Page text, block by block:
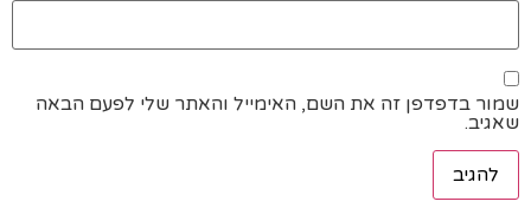
שמור בדפדפן זה את השם, האימייל והאתר שלי לפעם הבאה
שאגיב.